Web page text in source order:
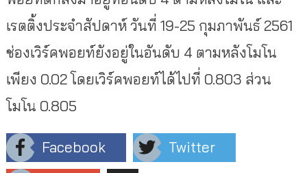
เรตติ้งประจำสัปดาห์ วันที่ 19-25 กุมภาพันธ์ 2561
ช่องเวิร์คพอยท์ยังอยู่ในอันดับ 4 ตามหลังโมโน
เพียง 0.02 โดยเวิร์คพอยท์ได้ไปที่ 0.803 ส่วน
โมโน 0.805
Facebook
Twitter